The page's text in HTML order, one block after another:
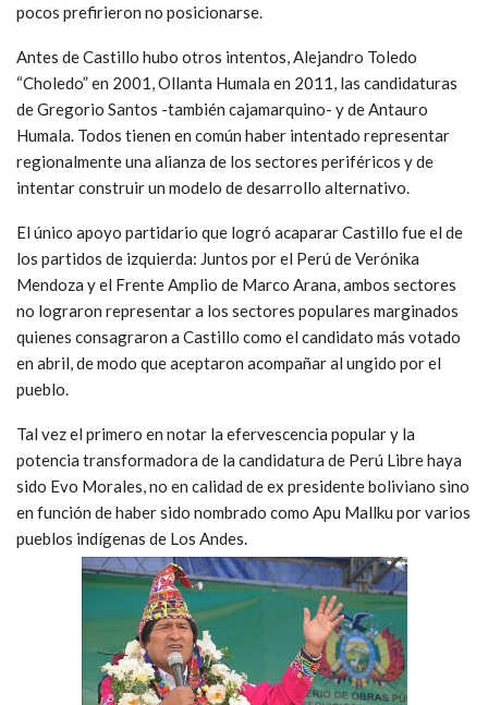
pocos prefirieron no posicionarse.
Antes de Castillo hubo otros intentos, Alejandro Toledo
“Choledo” en 2001, Ollanta Humala en 2011, las candidaturas
de Gregorio Santos -también cajamarquino- y de Antauro
Humala. Todos tienen en común haber intentado representar
regionalmente una alianza de los sectores periféricos y de
intentar construir un modelo de desarrollo alternativo.
El único apoyo partidario que logró acaparar Castillo fue el de
los partidos de izquierda: Juntos por el Perú de Verónika
Mendoza y el Frente Amplio de Marco Arana, ambos sectores
no lograron representar a los sectores populares marginados
quienes consagraron a Castillo como el candidato más votado
en abril, de modo que aceptaron acompañar al ungido por el
pueblo.
Tal vez el primero en notar la efervescencia popular y la
potencia transformadora de la candidatura de Perú Libre haya
sido Evo Morales, no en calidad de ex presidente boliviano sino
en función de haber sido nombrado como Apu Mallku por varios
pueblos indígenas de Los Andes.